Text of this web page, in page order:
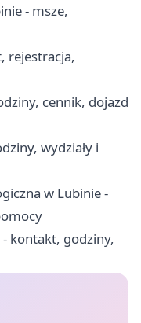
- msze,
rejestracja,
cennik, dojazd
wydziały i
w Lubinie -
- kontakt, godziny,